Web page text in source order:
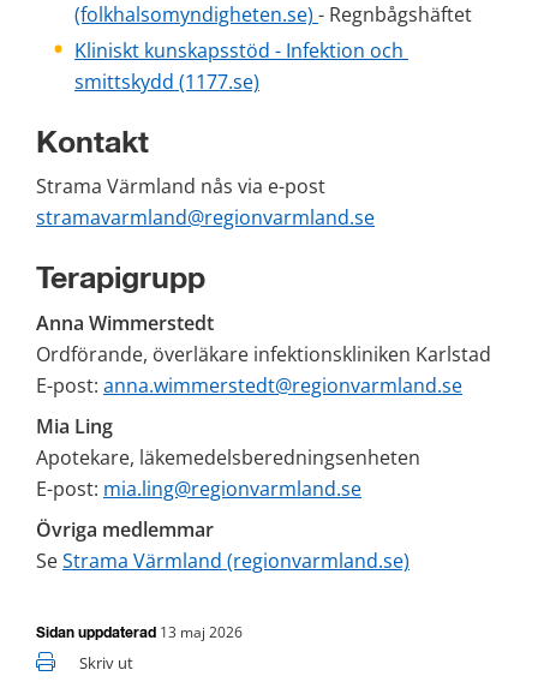
(folkhalsomyndigheten.se) - Regnbågshäftet
Kliniskt kunskapsstöd - Infektion och
smittskydd (1177.se)
Kontakt
stramavarmland@regionvarmland.se
Terapigrupp
Anna Wimmerstedt
Ordförande, överläkare infektionskliniken Karlstad
E-post: anna.wimmerstedt@regionvarmland.se
Mia Ling
Apotekare, läkemedelsberedningsenheten
E-post: mia.ling@regionvarmland.se
Övriga medlemmar
Se Strama Värmland (regionvarmland.se)
Sidan uppdaterad 13 maj 2026
Skriv ut